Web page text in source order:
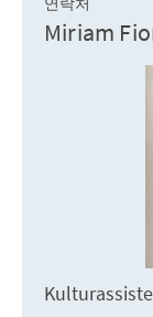
Miriam